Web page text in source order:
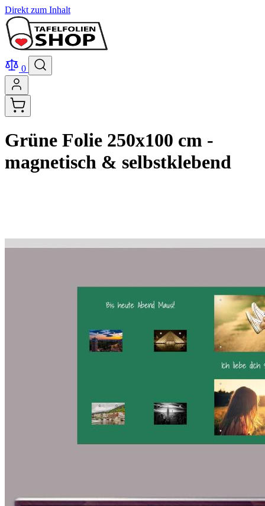
Direkt zum Inhalt
0
Grüne Folie 250x100 cm -
magnetisch & selbstklebend